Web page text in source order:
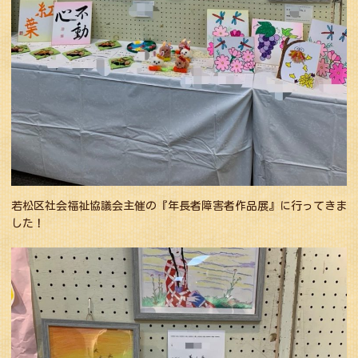
若松区社会福祉協議会主催の『年長者障害者作品展』に行ってきま
した！